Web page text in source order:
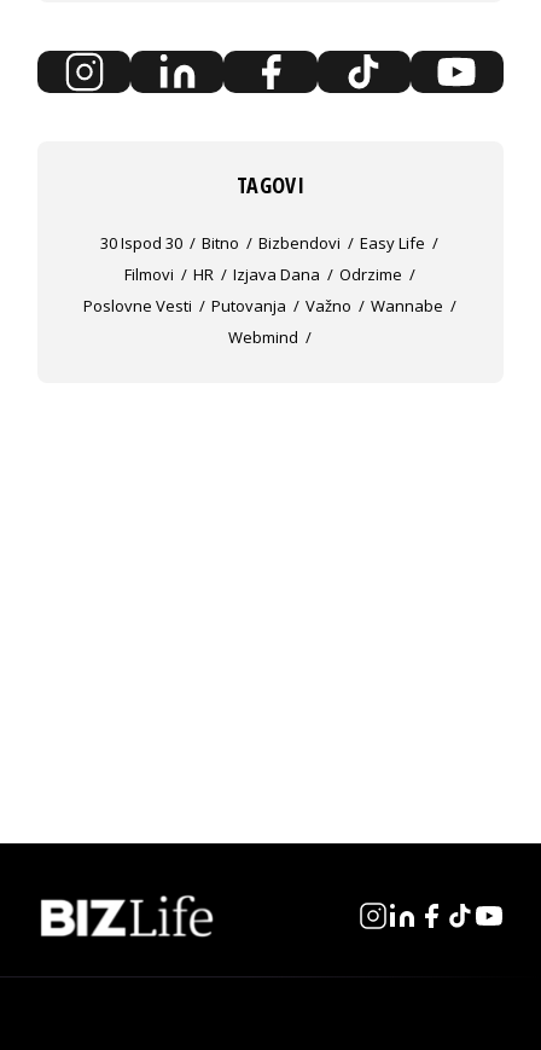
TAGOVI
30 Ispod 30 Bitno Bizbendovi
Easy Life
Filmovi
HR Izjava Dana
Odrzime
Poslovne Vesti
Putovanja Važno
Wannabe
Webmind